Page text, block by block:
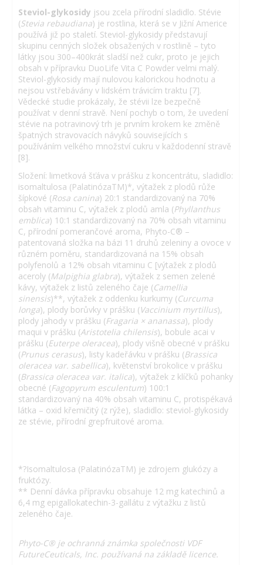
Steviol-glykosidy jsou zcela přírodní sladidlo. Stévie
(Stevia rebaudiana) je rostlina, která se v Jižní Americe
používá již po staletí. Steviol-glykosidy představují
skupinu cenných složek obsažených v rostlině – tyto
látky jsou 300–400krát sladší než cukr, proto je jejich
obsah v přípravku DuoLife Vita C Powder velmi malý.
Steviol-glykosidy mají nulovou kalorickou hodnotu a
nejsou vstřebávány v lidském trávicím traktu [7].
Vědecké studie prokázaly, že stévii lze bezpečně
používat v denní stravě. Není pochyb o tom, že uvedení
stévie na potravinový trh je prvním krokem ke změně
špatných stravovacích návyků souvisejících s
používáním velkého množství cukru v každodenní stravě
[8].
Složení: limetková šťáva v prášku z koncentrátu, sladidlo:
isomaltulosa (PalatinózaTM)*, výtažek z plodů růže
šípkové (Rosa canina) 20:1 standardizovaný na 70%
obsah vitaminu C, výtažek z plodů amla (Phyllanthus
emblica) 10:1 standardizovaný na 70% obsah vitaminu
C, přírodní pomerančové aroma, Phyto-C® –
patentovaná složka na bázi 11 druhů zeleniny a ovoce v
různém poměru, standardizovaná na 15% obsah
polyfenolů a 12% obsah vitaminu C [výtažek z plodů
aceroly (Malpighia glabra), výtažek z semen zelené
kávy, výtažek z listů zeleného čaje (Camellia
sinensis)**, výtažek z oddenku kurkumy (Curcuma
longa), plody borůvky v prášku (Vaccinium myrtillus),
plody jahody v prášku (Fragaria × ananassa), plody
maqui v prášku (Aristotelia chilensis), bobule acai v
prášku (Euterpe oleracea), plody višně obecné v prášku
(Prunus cerasus), listy kadeřávku v prášku (Brassica
oleracea var. sabellica), květenství brokolice v prášku
(Brassica oleracea var. italica), výtažek z klíčků pohanky
obecné (Fagopyrum esculentum) 100:1
standardizovaný na 40% obsah vitaminu C, protispékavá
látka – oxid křemičitý (z rýže), sladidlo: steviol-glykosidy
ze stévie, přírodní grepfruitové aroma.
*?Isomaltulosa (PalatinózaTM) je zdrojem glukózy a
fruktózy.
** Denní dávka přípravku obsahuje 12 mg katechinů a
6,4 mg epigallokatechin-3-gallátu z výtažku z listů
zeleného čaje.
Phyto-C® je ochranná známka společnosti VDF
FutureCeuticals, Inc. používaná na základě licence.